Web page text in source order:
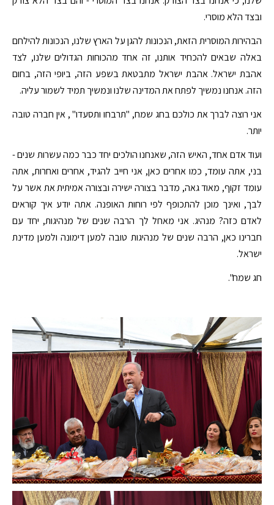
ובצד הלא מוסרי.
הבהירות המוסרית הזאת, הנכונות להגן על הארץ שלנו, הנכונות להילחם
באלה שבאים להכחיד אותנו, זה אחד מהכוחות הגדולים שלנו, לצד
אהבת ישראל. אהבת ישראל מתבטאת בשפע הזה, ביופי הזה, בחום
הזה. אנחנו נמשיך לפתח את המדינה שלנו ונמשיך תמיד לשמור עליה.
אני רוצה לברך את כולכם בחג שמח, "תרבחו ותסעדו" , אין חברה טובה
יותר.
ועוד אדם אחד, האיש הזה, שאנחנו הולכים יחד כבר כמה עשרות שנים -
בני, אתה עומד, כמו אחרים כאן, אני חייב להגיד, אחרים ואחרות, אתה
עומד זקוף, מאוד גאה, מדבר בצורה ישירה ובצורה אמיתית את אשר על
לבך, ואינך מוכן להתכופף לפי רוחות האופנה. אתה יודע איך קוראים
לאדם כזה? מנהיג. אני מאחל לך הרבה שנים של מנהיגות, יחד עם
חברינו כאן, הרבה שנים של מנהיגות טובה למען דימונה ולמען מדינת
ישראל.
חג שמח".